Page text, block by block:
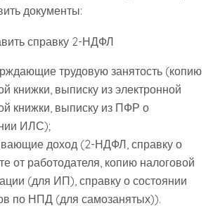
документы:
трудовую занятость (копию
книжки, выписку из электронной
книжки, выписку из ПФР о
ИЛС);
доход (2-НДФЛ, справку о
от работодателя, копию налоговой
(для ИП), справку о состоянии
по НПД (для самозанятых)).